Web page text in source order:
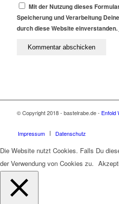
Mit der Nutzung dieses
Speicherung und Verarbeitung
durch diese Website einverstanden.
© Copyright 2018 - bastelrabe.de - Enfold
Impressum Datenschutz
Die Website nutzt Cookies. Falls Du
der Verwendung von Cookies zu.